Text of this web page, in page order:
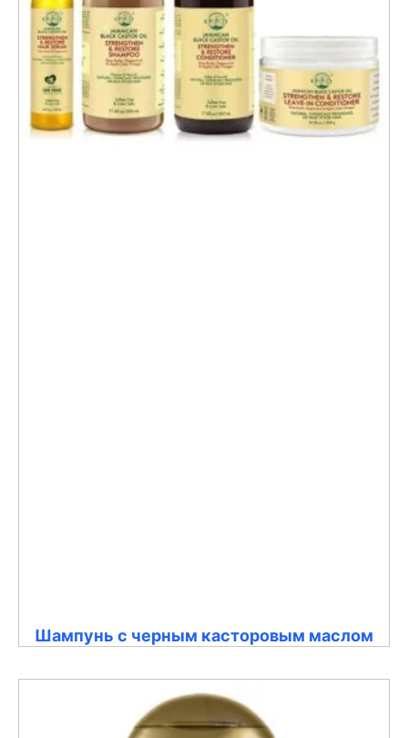
Шампунь с черным касторовым маслом